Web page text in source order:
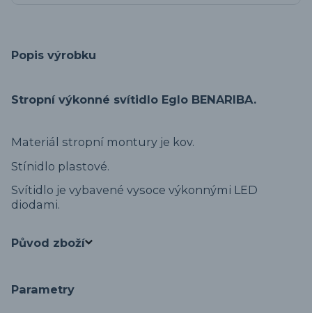
Popis výrobku
Stropní výkonné svítidlo Eglo BENARIBA.
Materiál stropní montury je kov.
Stínidlo plastové.
Svítidlo je vybavené vysoce výkonnými LED
diodami.
Původ zboží
Parametry